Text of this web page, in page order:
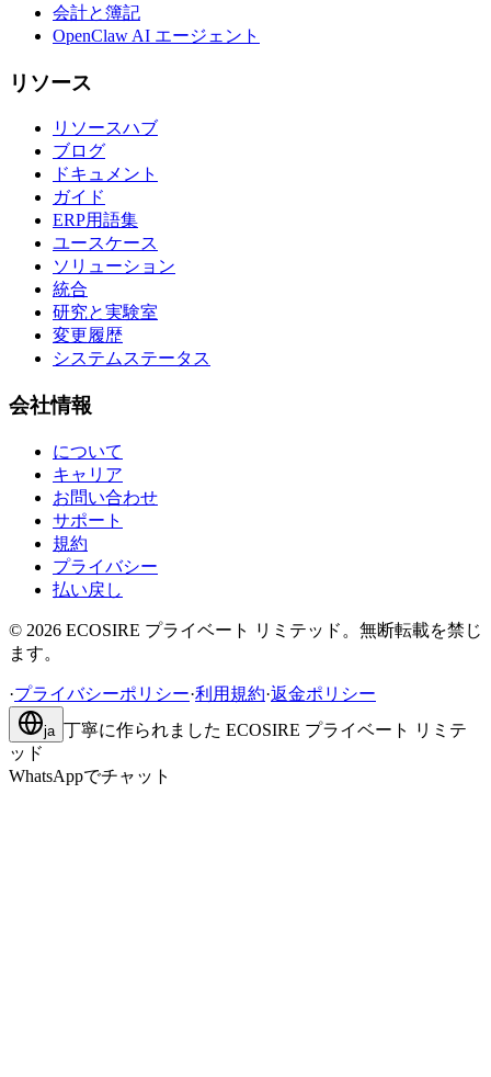
会計と簿記
OpenClaw AI エージェント
リソース
リソースハブ
ブログ
ドキュメント
ガイド
ERP用語集
ユースケース
ソリューション
統合
研究と実験室
変更履歴
システムステータス
会社情報
について
キャリア
お問い合わせ
サポート
規約
プライバシー
払い戻し
© 2026 ECOSIRE プライベート リミテッド。無断転載を禁じ
ます。
·プライバシーポリシー·利用規約·返金ポリシー
ja 丁寧に作られました ECOSIRE プライベート リミテ
ッド
WhatsAppでチャット